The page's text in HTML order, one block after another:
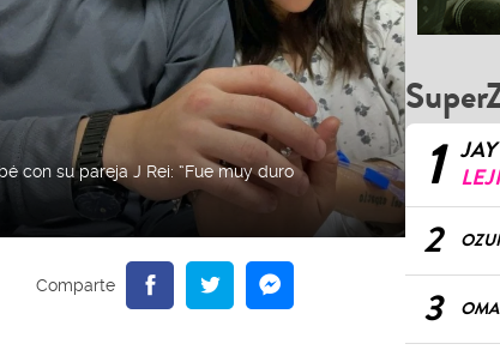
con su pareja J Rei: “Fue muy duro
1
2
3